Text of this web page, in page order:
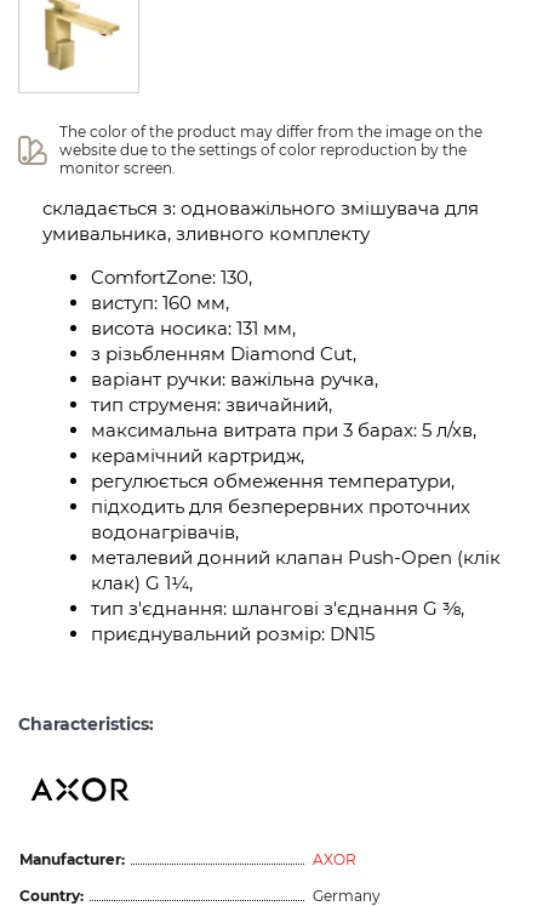
The color of the product may differ from the image on the
website due to the settings of color reproduction by the
monitor screen.
складається з: одноважільного змішувача для
умивальника, зливного комплекту
ComfortZone: 130,
виступ: 160 мм,
висота носика: 131 мм,
з різьбленням Diamond Cut,
варіант ручки: важільна ручка,
тип струменя: звичайний,
максимальна витрата при 3 барах: 5 л/хв,
керамічний картридж,
регулюється обмеження температури,
підходить для безперервних проточних
водонагрівачів,
металевий донний клапан Push-Open (клік
клак) G 1¼,
тип з'єднання: шлангові з'єднання G ⅜,
приєднувальний розмір: DN15
Characteristics:
Manufacturer:
AXOR
Country:
Germany